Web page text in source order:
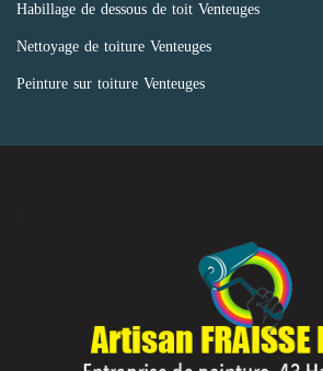
Habillage de dessous de toit Venteuges
Nettoyage de toiture Venteuges
Peinture sur toiture Venteuges